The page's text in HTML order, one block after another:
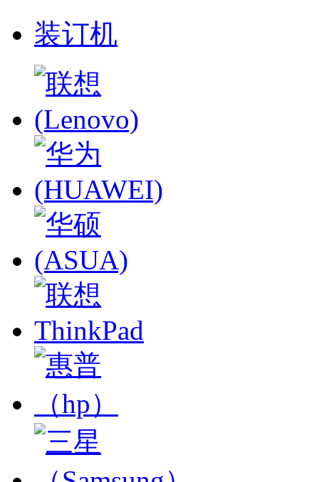
装订机